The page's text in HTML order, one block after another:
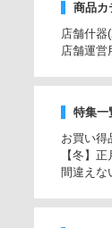
商品カ
店舗什器
店舗運営
特集一
お買い得
【冬】
間違えな